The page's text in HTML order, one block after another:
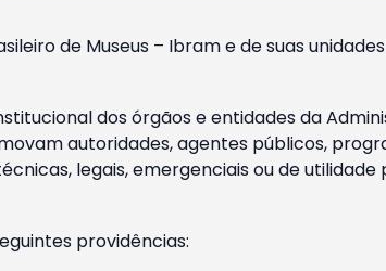
de Museus – Ibram e de suas
dos órgãos e entidades da
autoridades, agentes públicos,
legais, emergenciais ou de
providências: